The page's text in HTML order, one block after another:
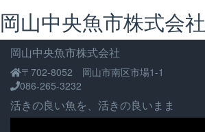
ナ
ビ
ゲ
ー
シ
ョ
ン
岡山中央魚市株式会社
岡山中央魚市株式会社
〒702-8052 岡山市南区市場1-1
086-265-3232
活きの良い魚を、活きの良いまま